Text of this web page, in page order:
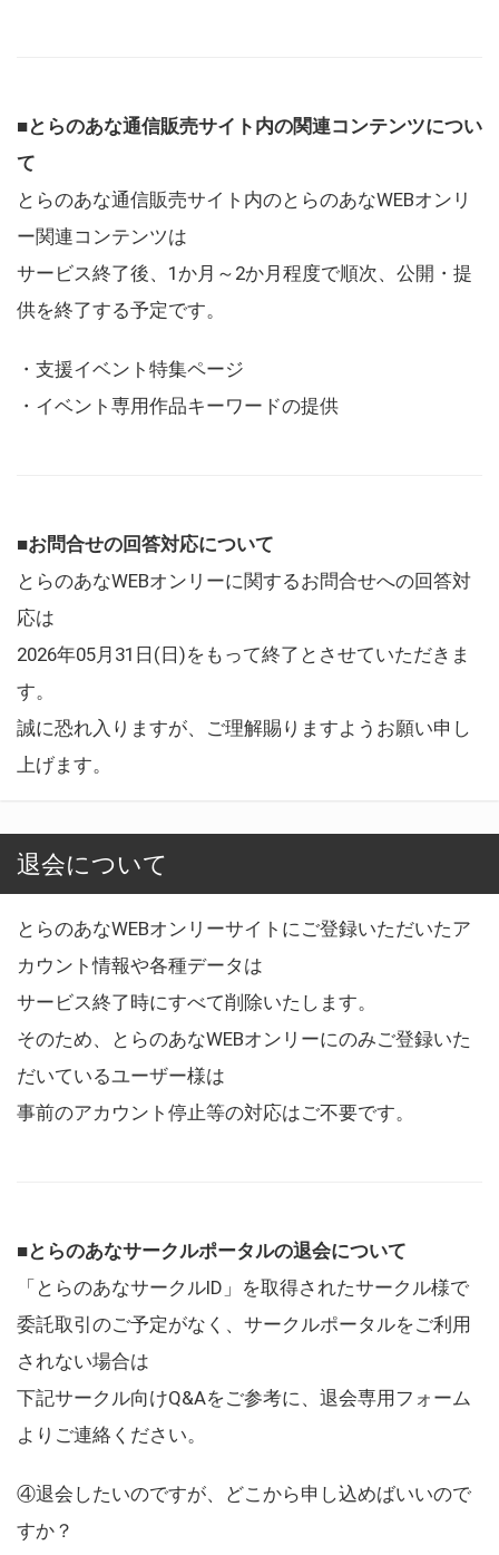
■とらのあな通信販売サイト内の関連コンテンツについ
て
とらのあな通信販売サイト内のとらのあなWEBオンリ
ー関連コンテンツは
サービス終了後、1か月～2か月程度で順次、公開・提
供を終了する予定です。
・支援イベント特集ページ
・イベント専用作品キーワードの提供
■お問合せの回答対応について
とらのあなWEBオンリーに関するお問合せへの回答対
応は
2026年05月31日(日)をもって終了とさせていただきま
す。
誠に恐れ入りますが、ご理解賜りますようお願い申し
上げます。
退会について
とらのあなWEBオンリーサイトにご登録いただいたア
カウント情報や各種データは
サービス終了時にすべて削除いたします。
そのため、とらのあなWEBオンリーにのみご登録いた
だいているユーザー様は
事前のアカウント停止等の対応はご不要です。
■とらのあなサークルポータルの退会について
「とらのあなサークルID」を取得されたサークル様で
委託取引のご予定がなく、サークルポータルをご利用
されない場合は
下記サークル向けQ&Aをご参考に、退会専用フォーム
よりご連絡ください。
④退会したいのですが、どこから申し込めばいいので
すか？